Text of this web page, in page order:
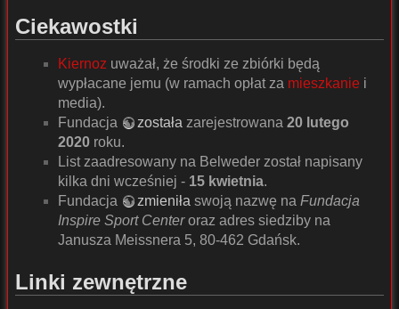
Ciekawostki
Kiernoz uważał, że środki ze zbiórki będą
wypłacane jemu (w ramach opłat za mieszkanie i
media).
Fundacja
została zarejestrowana 20 lutego
2020 roku.
List zaadresowany na Belweder został napisany
kilka dni wcześniej - 15 kwietnia.
Fundacja
zmieniła swoją nazwę na Fundacja
Inspire Sport Centeroraz adres siedziby na
Janusza Meissnera 5, 80-462 Gdańsk.
Linki zewnętrzne